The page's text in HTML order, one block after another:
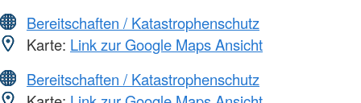
Bereitschaften / Katastrophenschutz
Karte: Link zur Google Maps Ansicht
Bereitschaften / Katastrophenschutz